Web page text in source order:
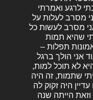
לרגע ואמרתי
מסרב לעלות על
מסרב לעשות כל
שהיא תמות
תפלות –
אני הולך ברגל
לא תוכל למות,
שתמות, זה היה
היה זקוק לה
הייתה שנה